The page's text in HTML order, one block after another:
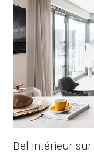
Bel intérieur